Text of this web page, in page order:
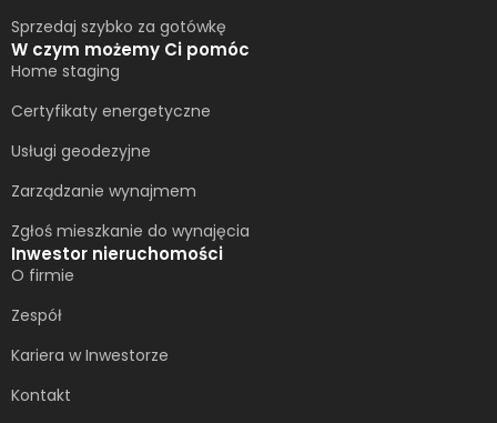
Sprzedaj szybko za gotówkę
W czym możemy Ci pomóc
Home staging
Certyfikaty energetyczne
Usługi geodezyjne
Zarządzanie wynajmem
Zgłoś mieszkanie do wynajęcia
Inwestor nieruchomości
O firmie
Zespół
Kariera w Inwestorze
Kontakt